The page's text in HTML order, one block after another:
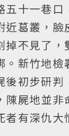
五十一巷口
近葛叢，臉
掉不見了，
。新竹地檢
後初步研判
陳屍地並非
者有深仇大